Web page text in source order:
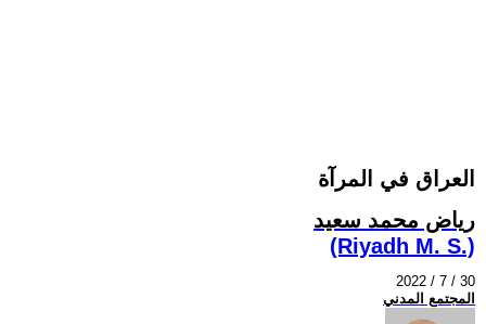
العراق في المرآة
رياض محمد سعيد
(Riyadh M. S.)
2022 / 7 / 30
المجتمع المدني